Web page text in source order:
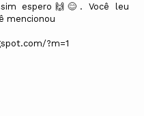
espero🙌😊. Você leu
mencionou
?m=1